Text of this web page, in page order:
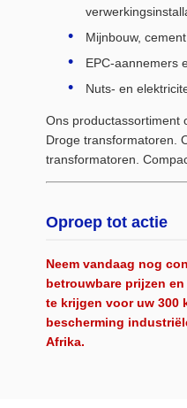
Mijnbouw,
EPC-aannemers
Nuts- en
Ons productassortiment
Droge transformatoren.
transformatoren.
Oproep tot actie
Neem vandaag nog
betrouwbare prijzen
te krijgen voor uw 300
bescherming
Afrika.